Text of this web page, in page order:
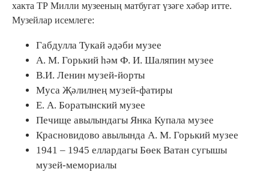
хакта ТР Милли музееның матбугат үзәге хәбәр итте.
Музейлар исемлеге:
Габдулла Тукай әдәби музее
А. М. Горький һәм Ф. И. Шаляпин музее
В.И. Ленин музей-йорты
Муса Җәлилнең музей-фатиры
Е. А. Боратынский музее
Печище авылындагы Янка Купала музее
Красновидово авылында А. М. Горький музее
1941 – 1945 еллардагы Бөек Ватан сугышы
музей-мемориалы